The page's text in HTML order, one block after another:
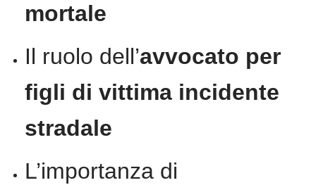
mortale
Il ruolo dell’avvocato per
figli di vittima incidente
stradale
L’importanza di